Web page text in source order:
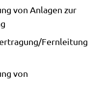
von Anlagen zur
Fernleitung
von